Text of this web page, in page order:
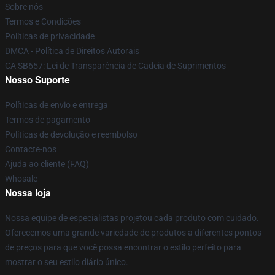
Sobre nós
Termos e Condições
Políticas de privacidade
DMCA - Política de Direitos Autorais
CA SB657: Lei de Transparência de Cadeia de Suprimentos
Nosso Suporte
Políticas de envio e entrega
Termos de pagamento
Políticas de devolução e reembolso
Contacte-nos
Ajuda ao cliente (FAQ)
Whosale
Nossa loja
Nossa equipe de especialistas projetou cada produto com cuidado.
Oferecemos uma grande variedade de produtos a diferentes pontos
de preços para que você possa encontrar o estilo perfeito para
mostrar o seu estilo diário único.